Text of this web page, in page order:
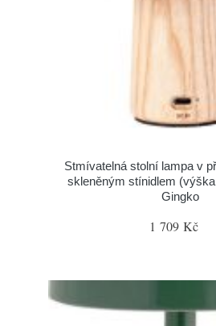
Stmívatelná stolní lampa v
skleněným stínidlem
Gingko
1 709 Kč